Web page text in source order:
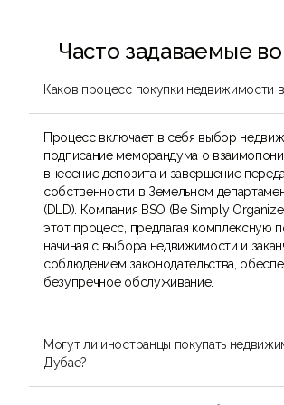
Часто задаваемые
Каков процесс покупки недвижимости
Процесс включает в себя выбор
подписание меморандума о
внесение депозита и завершение
собственности в Земельном
(DLD). Компания BSO (Be Simply
этот процесс, предлагая комплексную
начиная с выбора недвижимости и
соблюдением законодательства,
безупречное обслуживание.
Могут ли иностранцы покупать
Дубае?